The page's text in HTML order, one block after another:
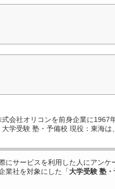
会社オリコンを前身企業に1967
学受験 塾・予備校 現役：東海
にサービスを利用した 人にアンケ
業社を対象にした「大学受験 塾